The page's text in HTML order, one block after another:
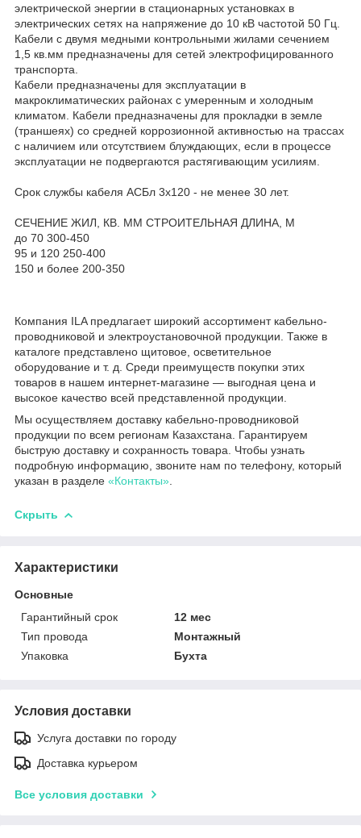
электрической энергии в стационарных установках в
электрических сетях на напряжение до 10 кВ частотой 50 Гц.
Кабели с двумя медными контрольными жилами сечением
1,5 кв.мм предназначены для сетей электрофицированного
транспорта.
Кабели предназначены для эксплуатации в
макроклиматических районах с умеренным и холодным
климатом. Кабели предназначены для прокладки в земле
(траншеях) со средней коррозионной активностью на трассах
с наличием или отсутствием блуждающих, если в процессе
эксплуатации не подвергаются растягивающим усилиям.
Срок службы кабеля АСБл 3х120 - не менее 30 лет.
СЕЧЕНИЕ ЖИЛ, КВ. ММ СТРОИТЕЛЬНАЯ ДЛИНА, М
до 70 300-450
95 и 120 250-400
150 и более 200-350
Компания ILA предлагает широкий ассортимент кабельно-
проводниковой и электроустановочной продукции. Также в
каталоге представлено щитовое, осветительное
оборудование и т. д. Среди преимуществ покупки этих
товаров в нашем интернет-магазине — выгодная цена и
высокое качество всей представленной продукции.
Мы осуществляем доставку кабельно-проводниковой
продукции по всем регионам Казахстана. Гарантируем
быструю доставку и сохранность товара. Чтобы узнать
подробную информацию, звоните нам по телефону, который
указан в разделе «Контакты»
Скрыть
Характеристики
Основные
Гарантийный срок
12 мес
Тип провода
Монтажный
Упаковка
Бухта
Условия доставки
Услуга доставки по городу
Доставка курьером
Все условия доставки